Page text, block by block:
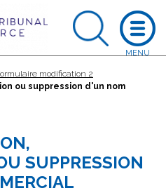
modification 2
ou suppression d'un nom
SUPPRESSION